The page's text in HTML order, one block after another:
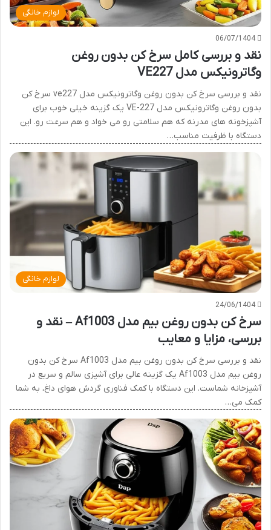
لوازم خانگی
06/07/1404
نقد و بررسی کامل سرخ کن بدون روغن
وگاترونیکس مدل VE227
نقد و بررسی سرخ کن بدون روغن وگاترونیکس مدل ve227 سرخ کن
بدون روغن وگاترونیکس مدل VE-227 یک گزینه خیلی خوب برای
آشپزخونه های مدرنه که هم سلامتی رو می خواد و هم سرعت رو. این
دستگاه با ظرفیت مناسب…
لوازم خانگی
24/06/1404
سرخ کن بدون روغن بیم مدل Af1003 – نقد و
بررسی، مزایا و معایب
نقد و بررسی سرخ کن بدون روغن بیم مدل Af1003 سرخ کن بدون
روغن بیم مدل Af1003 یک گزینه عالی برای آشپزی سالم و سریع در
آشپزخانه شماست. این دستگاه با کمک فناوری گردش هوای داغ، به شما
کمک می…